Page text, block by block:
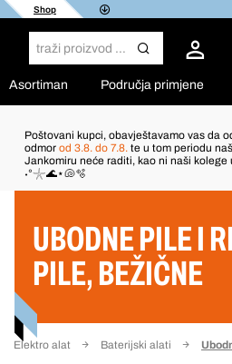
Shop
Asortiman Područja primjene
Poštovani kupci, obavještavamo vas da
odmor od 3.8. do 7.8. te u tom periodu
Jankomiru neće raditi, kao ni naši kolege
˖°𓇼🌊⋆🐚🫧
UBODNE PILE I
PILE, BEŽIČNE
Elektro alat Baterijski alati
Filter